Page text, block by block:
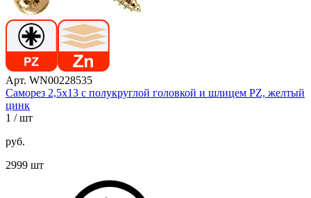
Арт. WN00228535
Саморез 2,5х13 с полукруглой головкой и шлицем PZ, желтый
цинк
1 / шт
руб.
2999 шт